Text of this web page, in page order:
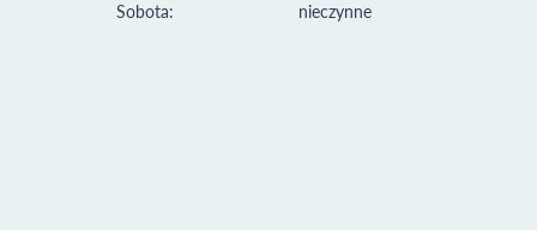
Sobota:
nieczynne